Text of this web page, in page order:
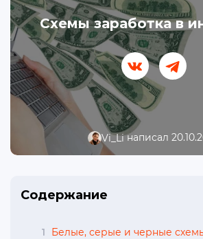
Vi_Liнаписал
Схемы заработка в
Содержание
1
Белые, серые и черные